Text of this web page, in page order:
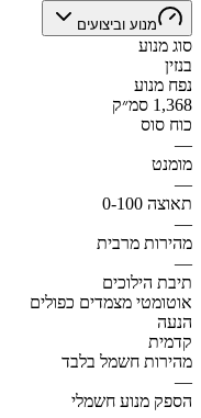
מנוע וביצועים
סוג מנוע
בנזין
נפח מנוע
1,368 סמ״ק
כוח סוס
—
מומנט
—
תאוצה 0-100
—
מהירות מרבית
—
תיבת הילוכים
אוטומטי מצמדים כפולים
הנעה
קדמית
מהירות חשמל בלבד
—
הספק מנוע חשמלי